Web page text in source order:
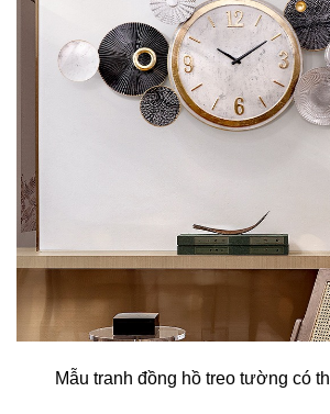
Mẫu tranh đồng hồ treo tường có